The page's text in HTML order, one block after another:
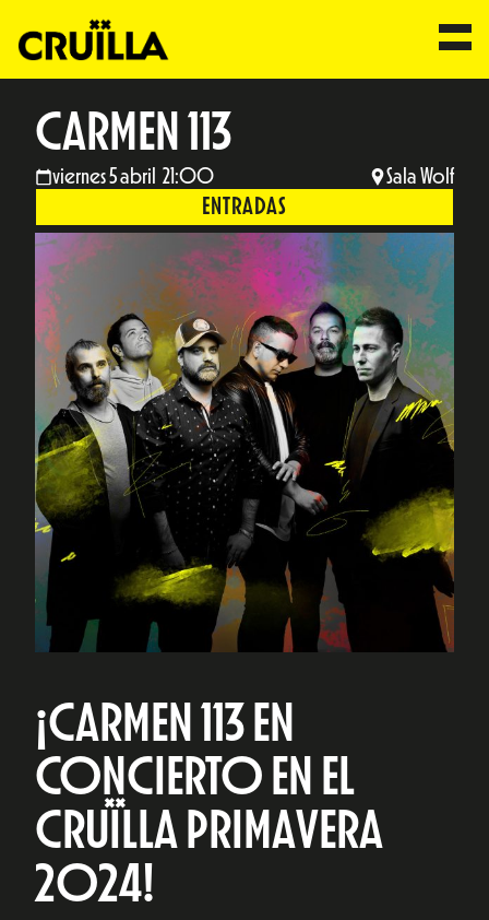
CARMEN 113
viernes 5 abril 21:00 Sala Wolf
ENTRADAS
¡CARMEN 113 EN
CONCIERTO EN EL
CRUÏLLA PRIMAVERA
2024!